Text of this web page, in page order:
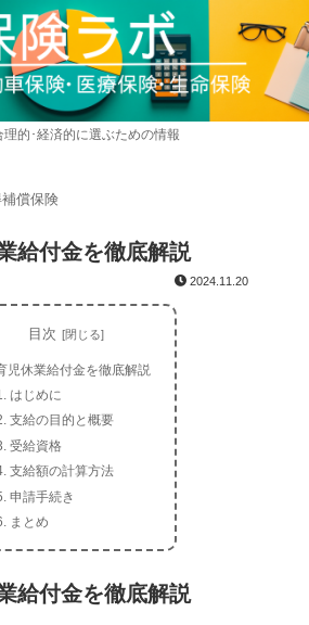
理的･経済的に選ぶための情報
償保険
給付金を徹底解説
2024.11.20
目次
児休業給付金を徹底解説
はじめに
支給の目的と概要
受給資格
支給額の計算方法
申請手続き
まとめ
給付金を徹底解説